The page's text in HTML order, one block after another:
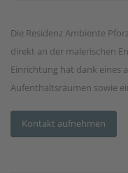
Die Residenz Ambiente
direkt an der malerischen
Einrichtung hat dank eines
Aufenthaltsräumen sowie
Kontakt aufnehmen